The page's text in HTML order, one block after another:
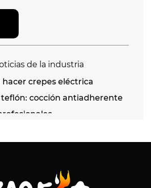
de la industria
crepes eléctrica
cocción antiadherente
de la industria